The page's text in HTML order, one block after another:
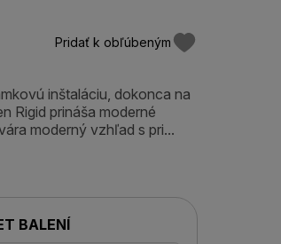
Pridať k obľúbeným
inštaláciu, dokonca na
Rigid prináša moderné
moderný vzhľad s pri...
BALENÍ